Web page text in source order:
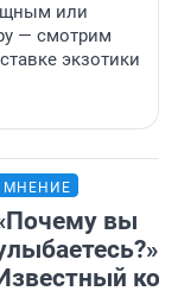
или
— смотрим
экзотики
МНЕНИЕ
вы